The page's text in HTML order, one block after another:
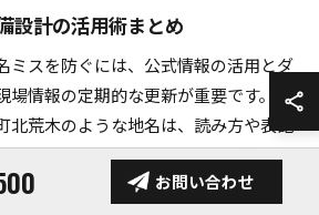
設計の活用術まとめ
ミスを防ぐには、公式情報の活用とダ
場情報の定期的な更新が重要です。特
北荒木のような地名は、読み方や表記
因となるため、常に正確な情報管理が
お問い合わせ